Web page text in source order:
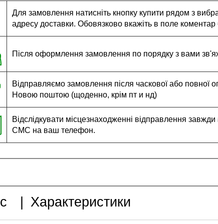
Для замовлення натисніть кнопку купити рядом з
адресу доставки. Обовязково вкажіть в поле коментар
Після оформлення замовлення по порядку з вами
Відправляємо замовлення після часкової або повної
Новою поштою (щоденно, крім пт и нд)
Відслідкувати місцезнаходженні відправлення
СМС на ваш телефон.
Характеристики